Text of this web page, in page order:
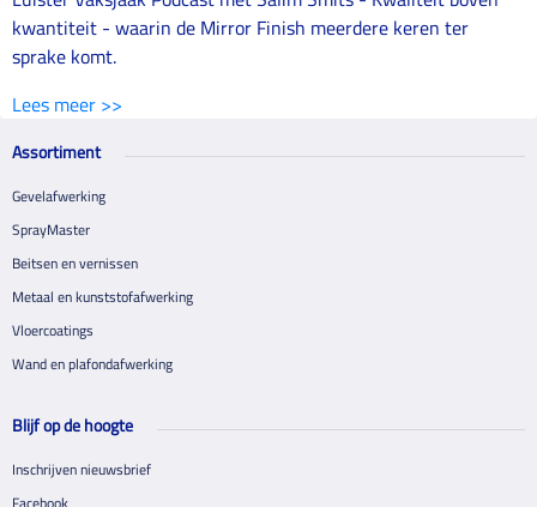
kwantiteit - waarin de Mirror Finish meerdere keren ter
sprake komt.
Lees meer >>
Assortiment
Gevelafwerking
SprayMaster
Beitsen en vernissen
Metaal en kunststofafwerking
Vloercoatings
Wand en plafondafwerking
Blijf op de hoogte
Inschrijven nieuwsbrief